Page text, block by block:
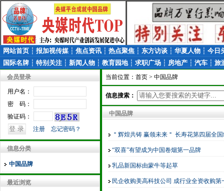
网站首页 ┆ 报加视传媒 ┆ 焦点资讯 ┆ 热点聚焦 ┆ 东方访谈 ┆ 华夏人物 ┆ 今日
国际名牌 ┆ 特别关注 ┆ 新闻人物 ┆ 教育园地 ┆ 求职广场 ┆ 房地产 ┆ 汽车 ┆ 旅
会员登录
用户名：
密 码：
验证码：
注册
忘记密码？
信息分类
中国品牌
最近浏览
当前位置： 首页 > 中国品牌
信息搜索：
中国品牌
＂辉煌共铸 赢领未来＂ 长寿花第四届全
“双喜”有望成为中国卷烟第一品牌
乳品新国标由蒙牛等起草
民企收购美高科技公司 成行业全资收购第